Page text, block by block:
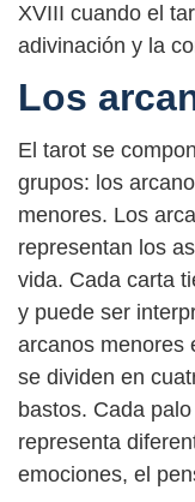
XVIII cuando el
adivinación y la
Los
El tarot se
grupos: los
menores. Los
representan los
vida. Cada carta
y puede ser
arcanos menores
se dividen en
bastos. Cada
representa
emociones, el